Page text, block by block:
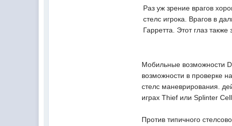
Раз уж зрение врагов
стелс игрока. Врагов в
Гарретта. Этот глаз
Мобильные возможности
возможности в проверке
стелс маневрирования.
играх Thief или Splinter
Против типичного